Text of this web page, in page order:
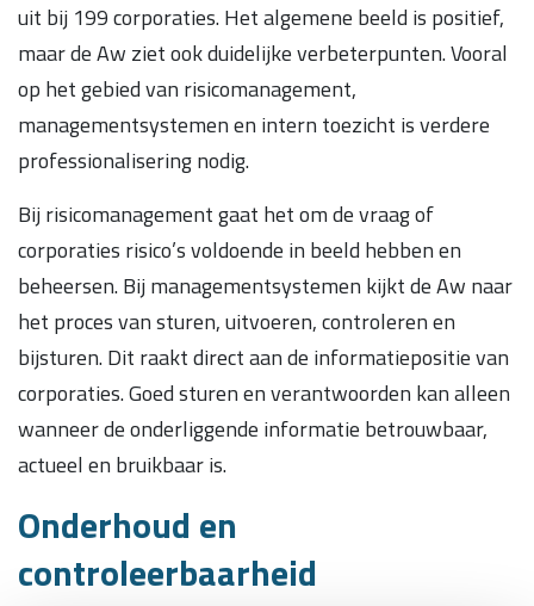
uit bij 199 corporaties. Het algemene beeld is positief,
maar de Aw ziet ook duidelijke verbeterpunten. Vooral
op het gebied van risicomanagement,
managementsystemen en intern toezicht is verdere
professionalisering nodig.
Bij risicomanagement gaat het om de vraag of
corporaties risico’s voldoende in beeld hebben en
beheersen. Bij managementsystemen kijkt de Aw naar
het proces van sturen, uitvoeren, controleren en
bijsturen. Dit raakt direct aan de informatiepositie van
corporaties. Goed sturen en verantwoorden kan alleen
wanneer de onderliggende informatie betrouwbaar,
actueel en bruikbaar is.
Onderhoud en
controleerbaarheid